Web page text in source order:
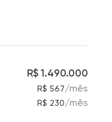
R$ 1.490.000
R$ 567/mês
R$ 230/mês